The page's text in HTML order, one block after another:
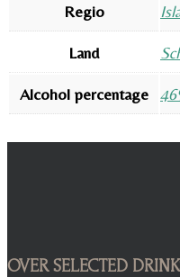
Regio
Land
Alcohol percentage
OVER SELECTED